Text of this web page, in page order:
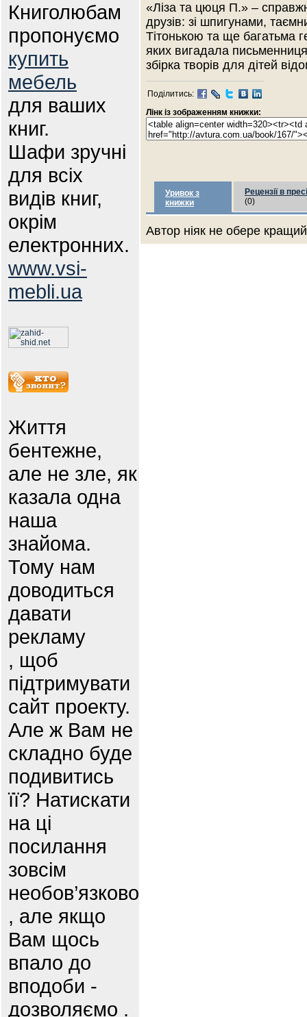
Книголюбам
пропонуємо
купить
мебель
для ваших
книг.
Шафи зручні
для всіх
видів книг,
окрім
електронних.
www.vsi-
mebli.ua
Життя
бентежне,
але не зле, як
казала одна
наша
знайома.
Тому нам
доводиться
давати
рекламу
, щоб
підтримувати
сайт проекту.
Але ж Вам не
складно буде
подивитись
її? Натискати
на ці
посилання
зовсім
необов’язково
, але якщо
Вам щось
впало до
вподоби -
дозволяємо .
«Ліза та цюця П.» –
друзів: зі шпигунами,
Тітонькою та ще багатьма
яких вигадала
збірка творів для дітей
Поділитись:
Лінк із зображенням книжки:
Уривок з
книжки
Рецензії в пресі
(0)
Автор ніяк не обере